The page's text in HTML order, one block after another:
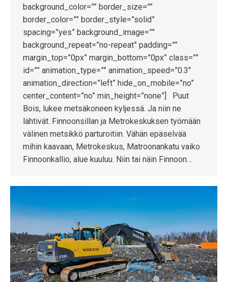
background_color=”” border_size=””
border_color=”” border_style=”solid”
spacing=”yes” background_image=””
background_repeat=”no-repeat” padding=””
margin_top=”0px” margin_bottom=”0px” class=””
id=”” animation_type=”” animation_speed=”0.3″
animation_direction=”left” hide_on_mobile=”no”
center_content=”no” min_height=”none”] Puut
Bois, lukee metsäkoneen kyljessä. Ja niin ne
lähtivät. Finnoonsillan ja Metrokeskuksen työmään
välinen metsikkö parturoitiin. Vähän epäselvää
mihin kaavaan, Metrokeskus, Matroonankatu vaiko
Finnoonkallio, alue kuuluu. Niin tai näin Finnoon…